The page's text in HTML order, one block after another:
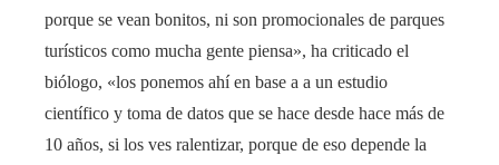
porque se vean bonitos, ni son promocionales de parques
turísticos como mucha gente piensa», ha criticado el
biólogo, «los ponemos ahí en base a a un estudio
científico y toma de datos que se hace desde hace más de
10 años, si los ves ralentizar, porque de eso depende la